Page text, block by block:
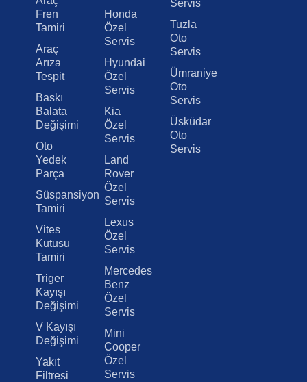
Fren
Tamiri
Araç
Arıza
Tespit
Baskı
Balata
Değişimi
Oto
Yedek
Parça
Süspansiyon
Tamiri
Vites
Kutusu
Tamiri
Triger
Kayışı
Değişimi
V Kayışı
Değişimi
Yakıt
Filtresi
Honda
Özel
Servis
Hyundai
Özel
Servis
Kia
Özel
Servis
Land
Rover
Özel
Servis
Lexus
Özel
Servis
Mercedes
Benz
Özel
Servis
Mini
Cooper
Özel
Servis
Servis
Tuzla
Oto
Servis
Ümraniye
Oto
Servis
Üsküdar
Oto
Servis